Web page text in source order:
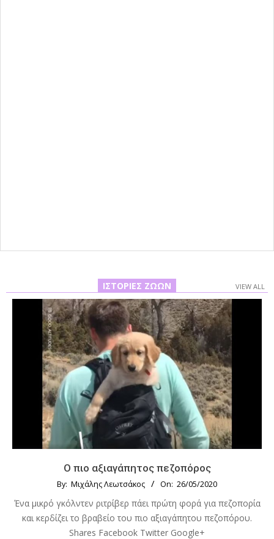
ΙΣΤΟΡΊΕΣ ΖΏΩΝ VIEW ALL
Ο πιο αξιαγάπητος πεζοπόρος
By: Μιχάλης Λεωτσάκος On: 26/05/2020
Ένα μικρό γκόλντεν ριτρίβερ πάει πρώτη φορά για πεζοπορία
και κερδίζει το βραβείο του πιο αξιαγάπητου πεζοπόρου.
Shares Facebook Twitter Google+